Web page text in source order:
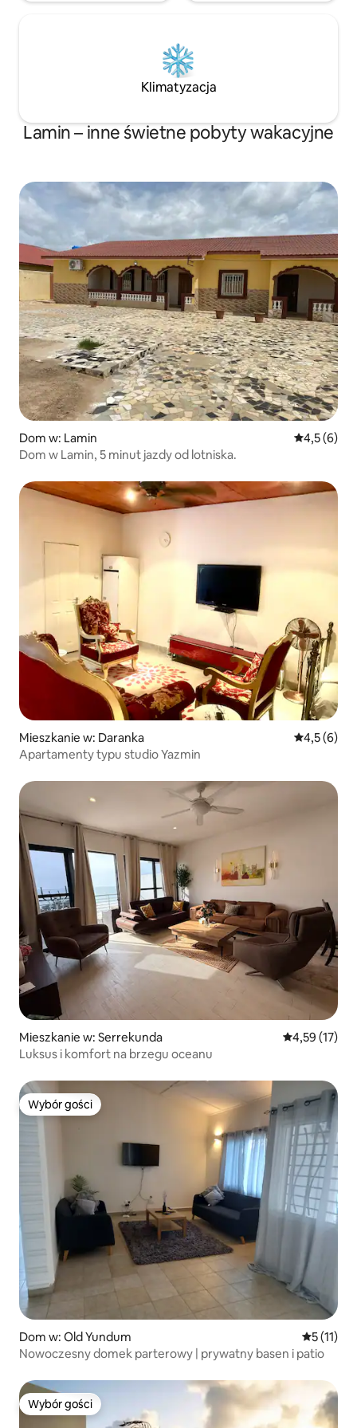
Klimatyzacja
Lamin – inne świetne pobyty wakacyjne
Dom w: Lamin Średnia
4,5 (6)
Dom w Lamin, 5 minut jazdy od lotniska.
Mieszkanie w: Daranka Średnia
4,5 (6)
Apartamenty typu studio Yazmin
Mieszkanie w: Serrekunda Średnia
4,59 (17)
Luksus i komfort na brzegu oceanu
Wybór gości
Wybór gości
Dom w: Old Yundum Średnia
5 (11)
Nowoczesny domek parterowy | prywatny basen i patio
Wybór gości
Wybór gości